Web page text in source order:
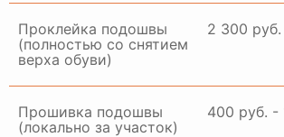
Проклейка подошвы
(полностью со снятием
верха обуви)
2 300
Прошивка подошвы
(локально за участок)
400 руб. -